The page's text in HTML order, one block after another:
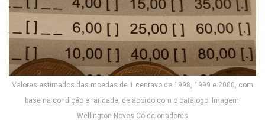
Valores estimados das moedas de 1 centavo de 1998, 1999 e 2000, com
base na condição e raridade, de acordo com o catálogo. Imagem:
Wellington Novos Colecionadores